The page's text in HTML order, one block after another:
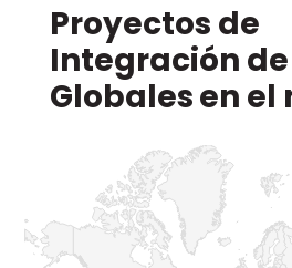
Proyectos de
en el